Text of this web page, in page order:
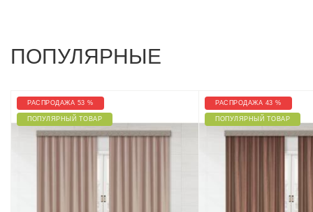
ПОПУЛЯРНЫЕ
РАСПРОДАЖА 53 %
ПОПУЛЯРНЫЙ ТОВАР
РАСПРОДАЖА 43 %
ПОПУЛЯРНЫЙ ТОВАР